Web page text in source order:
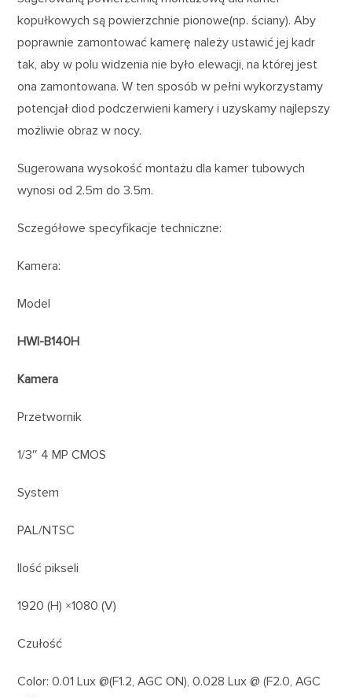
kopułkowych są powierzchnie pionowe(np. ściany). Aby
poprawnie zamontować kamerę należy ustawić jej kadr
tak, aby w polu widzenia nie było elewacji, na której jest
ona zamontowana. W ten sposób w pełni wykorzystamy
potencjał diod podczerwieni kamery i uzyskamy najlepszy
możliwie obraz w nocy.
Sugerowana wysokość montażu dla kamer tubowych
wynosi od 2.5m do 3.5m.
Sczegółowe specyfikacje techniczne:
Kamera:
Model
HWI-B140H
Kamera
Przetwornik
1/3″ 4 MP CMOS
System
PAL/NTSC
Ilość pikseli
1920 (H) ×1080 (V)
Czułość
Color: 0.01 Lux @(F1.2, AGC ON), 0.028 Lux @ (F2.0, AGC